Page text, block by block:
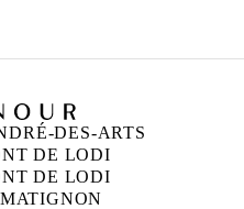
DES-ARTS
DE LODI
DE LODI